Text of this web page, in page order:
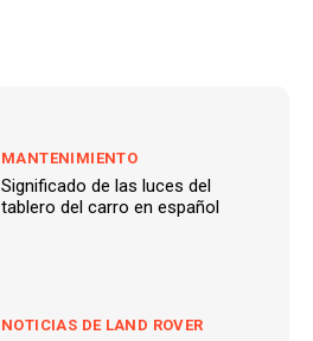
MANTENIMIENTO
Significado de las luces del
tablero del carro en español
NOTICIAS DE LAND ROVER